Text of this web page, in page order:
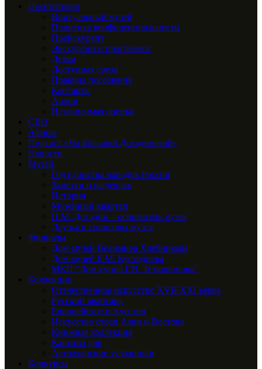
Посетителям
Виртуальный музей
Политика конфиденциальности
Прейскурант
Экскурсии и программы
Детям
Доступная среда
Правила посещения
Контакты
Архив
Независимая оценка
СВО
Афиша
Подкаст «На Большой Догадинской»
Новости
Музей
Год единства народов России
Заметки о шедеврах
История
Музейный квартал
П.М. Догадин – основатель музея
Друзья и спонсоры музея
Филиалы
Дом-музей Велимира Хлебникова
Дом-музей Б.М. Кустодиева
МКЦ “Дом купца Г.В. Тетюшинова”
Коллекции
Отечественное искусство XVII-XXI веков
Русский авангард
Европейское искусство
Искусство стран Азии и Востока
Книжная коллекция
Картина дня
Астраханские художники
Конкурсы